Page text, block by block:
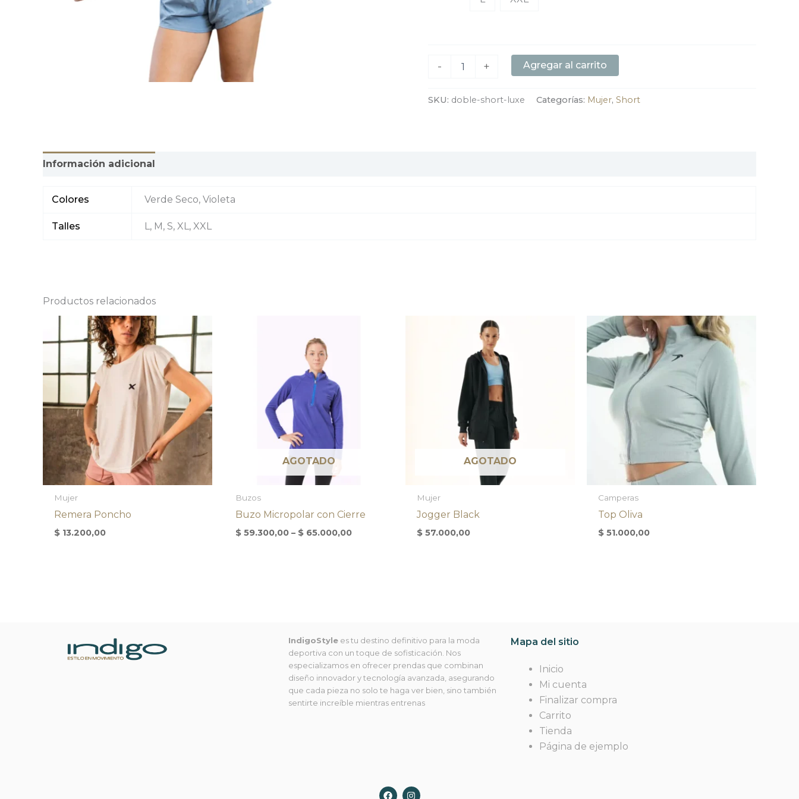
- + Agregar al carrito
SKU: doble-short-luxe Categorías: Mujer, Short
Información adicional
Colores Verde Seco, Violeta
Talles L, M, S, XL, XXL
Productos relacionados
Mujer
Remera Poncho
$ 13.200,00
AGOTADO
Buzos
Buzo Micropolar con Cierre
$ 59.300,00 – $ 65.000,00
AGOTADO
Mujer
Jogger Black
$ 57.000,00
Camperas
Top Oliva
$ 51.000,00
IndigoStyle es tu destino definitivo para la moda
deportiva con un toque de sofisticación. Nos
especializamos en ofrecer prendas que combinan
diseño innovador y tecnología avanzada, asegurando
que cada pieza no solo te haga ver bien, sino también
sentirte increíble mientras entrenas
Mapa del sitio
Inicio
Mi cuenta
Finalizar compra
Carrito
Tienda
Página de ejemplo
F I